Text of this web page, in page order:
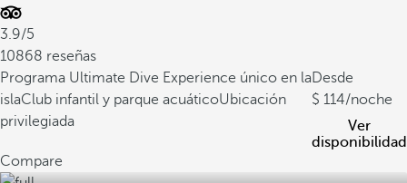
3.9/5
10868 reseñas
Programa Ultimate Dive Experience único en la
islaClub infantil y parque acuáticoUbicación
privilegiada
Desde
114/noche
Ver
disponibilidad
Compare